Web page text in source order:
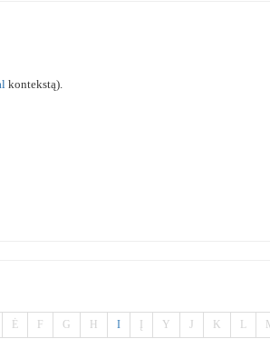
kontekstą).
Ė F G H I Y J K L